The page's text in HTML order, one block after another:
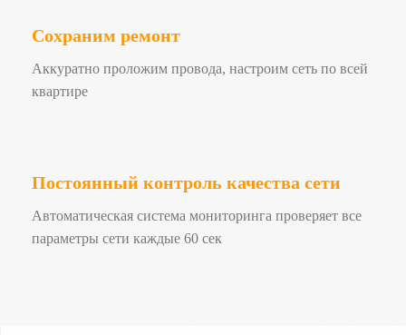
Сохраним ремонт
Аккуратно проложим провода, настроим сеть по всей
квартире
Постоянный контроль качества сети
Автоматическая система мониторинга проверяет все
параметры сети каждые 60 сек